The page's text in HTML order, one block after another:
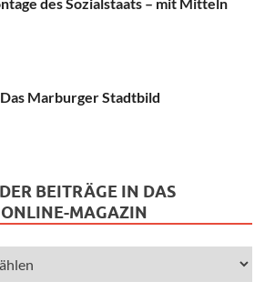
Marburger Stadtbild
BEITRÄGE IN DAS
ONLINE-MAGAZIN